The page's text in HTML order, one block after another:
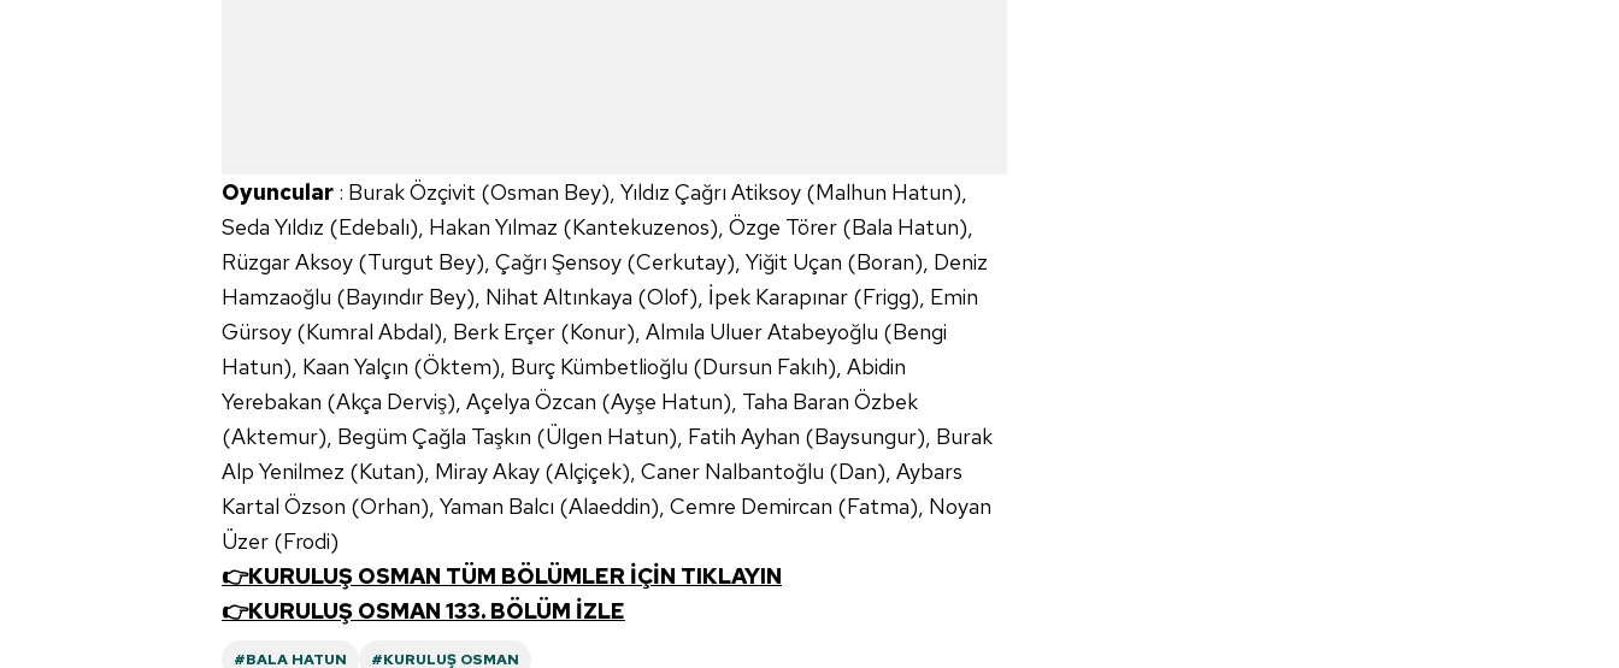
Oyuncular : Burak Özçivit (Osman Bey), Yıldız Çağrı Atiksoy (Malhun Hatun),
Seda Yıldız (Edebalı), Hakan Yılmaz (Kantekuzenos), Özge Törer (Bala Hatun),
Rüzgar Aksoy (Turgut Bey), Çağrı Şensoy (Cerkutay), Yiğit Uçan (Boran), Deniz
Hamzaoğlu (Bayındır Bey), Nihat Altınkaya (Olof), İpek Karapınar (Frigg), Emin
Gürsoy (Kumral Abdal), Berk Erçer (Konur), Almıla Uluer Atabeyoğlu (Bengi
Hatun), Kaan Yalçın (Öktem), Burç Kümbetlioğlu (Dursun Fakıh), Abidin
Yerebakan (Akça Derviş), Açelya Özcan (Ayşe Hatun), Taha Baran Özbek
(Aktemur), Begüm Çağla Taşkın (Ülgen Hatun), Fatih Ayhan (Baysungur), Burak
Alp Yenilmez (Kutan), Miray Akay (Alçiçek), Caner Nalbantoğlu (Dan), Aybars
Kartal Özson (Orhan), Yaman Balcı (Alaeddin), Cemre Demircan (Fatma), Noyan
Üzer (Frodi)
👉KURULUŞ OSMAN TÜM BÖLÜMLER İÇİN TIKLAYIN
👉KURULUŞ OSMAN 133. BÖLÜM İZLE
#BALA HATUN #KURULUŞ OSMAN